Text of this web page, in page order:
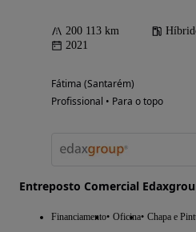
200 113 km
2021
Fátima (Santarém)
Profissional • Para o topo
Entreposto Comercial
Financiamento Oficina Chapa e